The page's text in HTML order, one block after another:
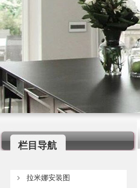
栏目导航
拉米娜安装图